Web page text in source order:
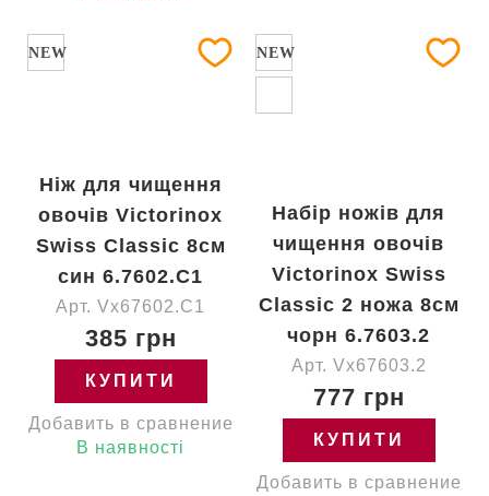
NEW
Ніж для чищення
овочів Victorinox
Swiss Classic 8см
син 6.7602.C1
Арт. Vx67602.C1
385 грн
КУПИТИ
Добавить в сравнение
В наявності
NEW
Набір ножів для
чищення овочів
Victorinox Swiss
Classic 2 ножа 8см
чорн 6.7603.2
Арт. Vx67603.2
777 грн
КУПИТИ
Добавить в сравнение